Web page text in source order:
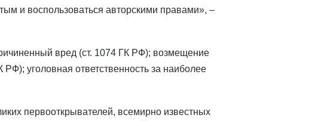
и воспользоваться авторскими правами», –
вред (ст. 1074 ГК РФ); возмещение
уголовная ответственность за наиболее
первооткрывателей, всемирно известных